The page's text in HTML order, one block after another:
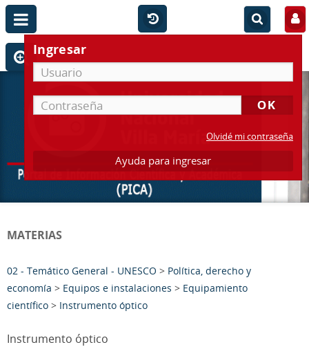
Ingresar
Olvidé mi contraseña
Ayuda para ingresar
MATERIAS
02 - Temático General - UNESCO > Política, derecho y
economía > Equipos e instalaciones > Equipamiento
científico > Instrumento óptico
Instrumento óptico